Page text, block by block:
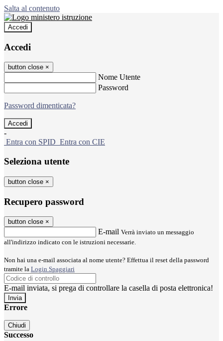
Salta al contenuto
Accedi
Accedi
button close ×
Nome Utente
Password
Password dimenticata?
-
Entra con SPID Entra con CIE
Seleziona utente
button close ×
Recupero password
button close ×
E-mail Verrà inviato un messaggio
all'indirizzo indicato con le istruzioni necessarie.
Non hai una e-mail associata al nome utente? Effettua il reset della password
tramite la Login Spaggiari
E-mail inviata, si prega di controllare la casella di posta elettronica!
Errore
Chiudi
Successo